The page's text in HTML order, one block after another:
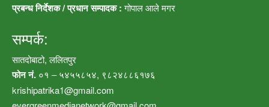
प्रबन्ध निर्देशक / प्रधान सम्पादक :गोपाल आले मगर
सम्पर्क:
सातदोबाटो, ललितपुर
फोन नं. ०१ – ५४५५८५४, ९८२४८८६१७६
krishipatrika1@gmail.com